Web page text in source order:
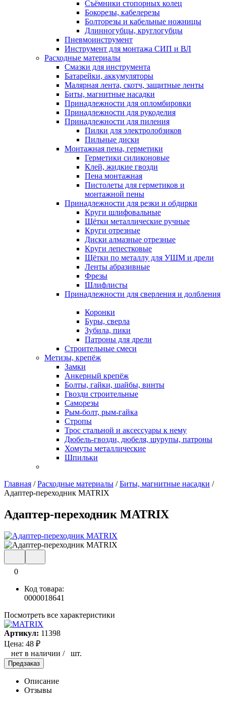
Съёмники стопорных колец
Бокорезы, кабелерезы
Болторезы и кабельные ножницы
Длинногубцы, круглогубцы
Пневмоинструмент
Инструмент для монтажа СИП и ВЛ
Расходные материалы
Смазки для инструмента
Батарейки, аккумуляторы
Малярная лента, скотч, защитные ленты
Биты, магнитные насадки
Принадлежности для опломбировки
Принадлежности для рукоделия
Принадлежности для пиления
Пилки для электролобзиков
Пильные диски
Монтажная пена, герметики
Герметики силиконовые
Клей, жидкие гвозди
Пена монтажная
Пистолеты для герметиков и
монтажной пены
Принадлежности для резки и обдирки
Круги шлифовальные
Щётки металлические ручные
Круги отрезные
Диски алмазные отрезные
Круги лепестковые
Щётки по металлу для УШМ и дрели
Ленты абразивные
Фрезы
Шлифлисты
Принадлежности для сверления и долбления
Коронки
Буры, сверла
Зубила, пики
Патроны для дрели
Строительные смеси
Метизы, крепёж
Замки
Анкерный крепёж
Болты, гайки, шайбы, винты
Гвозди строительные
Саморезы
Рым-болт, рым-гайка
Стропы
Трос стальной и аксессуары к нему
Дюбель-гвозди, дюбеля, шурупы, патроны
Хомуты металлические
Шпильки
Главная /Расходные материалы /Биты, магнитные насадки /
Адаптер-переходник MATRIX
Адаптер-переходник MATRIX
0
Код товара:
0000018641
Посмотреть все характеристики
Артикул: 11398
Цена: 48 ₽
нет в наличии / шт.
Предзаказ
Описание
Отзывы